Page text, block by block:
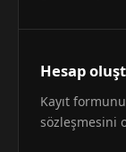
Hesap
Kayıt
sözleşmesini